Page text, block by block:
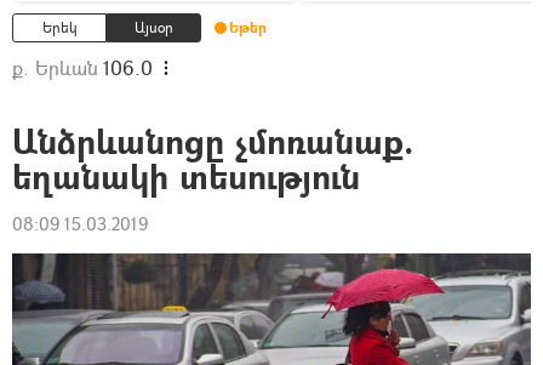
Երեկ Այսօր Եթեր
ք. Երևան 106.0
Անձրևանոցը չմոռանաք.
եղանակի տեսություն
08:09 15.03.2019